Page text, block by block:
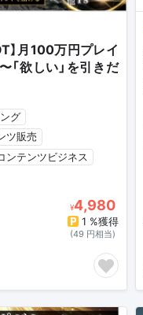
】月100万円プレイ
「欲しい」を引きだ
グ
ツ販売
ンテンツビジネス
¥4,980
1 %獲得
(49 円相当)